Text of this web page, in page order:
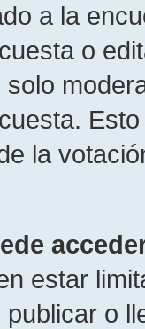
a la
o
la
estar
publicar o